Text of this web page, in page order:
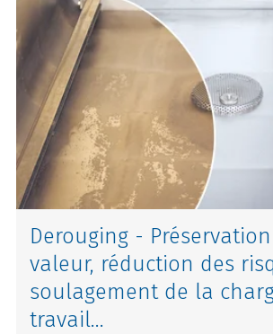
Derouging -
valeur, réduction des
soulagement de la
travail...